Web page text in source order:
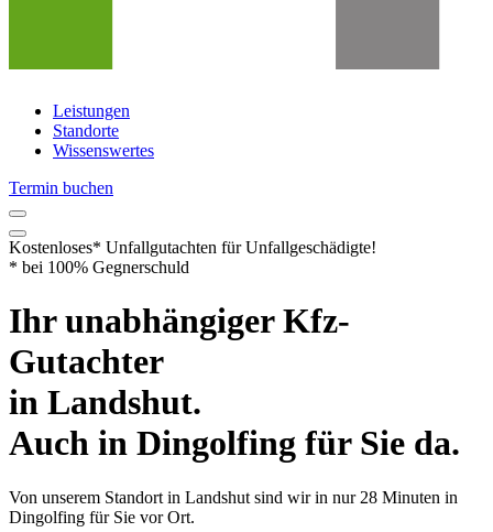
Leistungen
Standorte
Wissenswertes
Termin buchen
Kostenloses* Unfallgutachten für Unfallgeschädigte!
* bei 100% Gegnerschuld
Ihr unabhängigerKfz-
Gutachter
in Landshut.
Auch in Dingolfing für Sie da.
Von unserem Standort in Landshut sind wirin nur 28 Minuten in
Dingolfing für Sie vor Ort.